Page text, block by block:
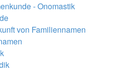
- Onomastik
von Familiennamen